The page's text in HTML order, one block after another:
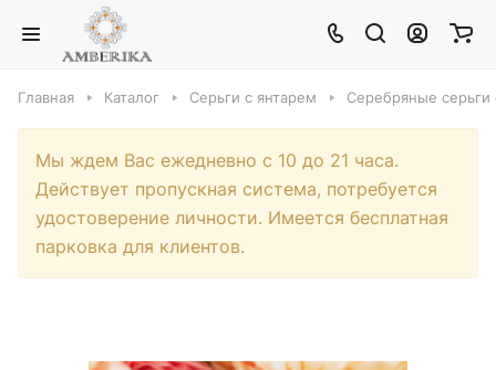
Главная Каталог Серьги с янтарем Серебряные серьги
Мы ждем Вас ежедневно с 10 до 21 часа.
Действует пропускная система, потребуется
удостоверение личности. Имеется бесплатная
парковка для клиентов.